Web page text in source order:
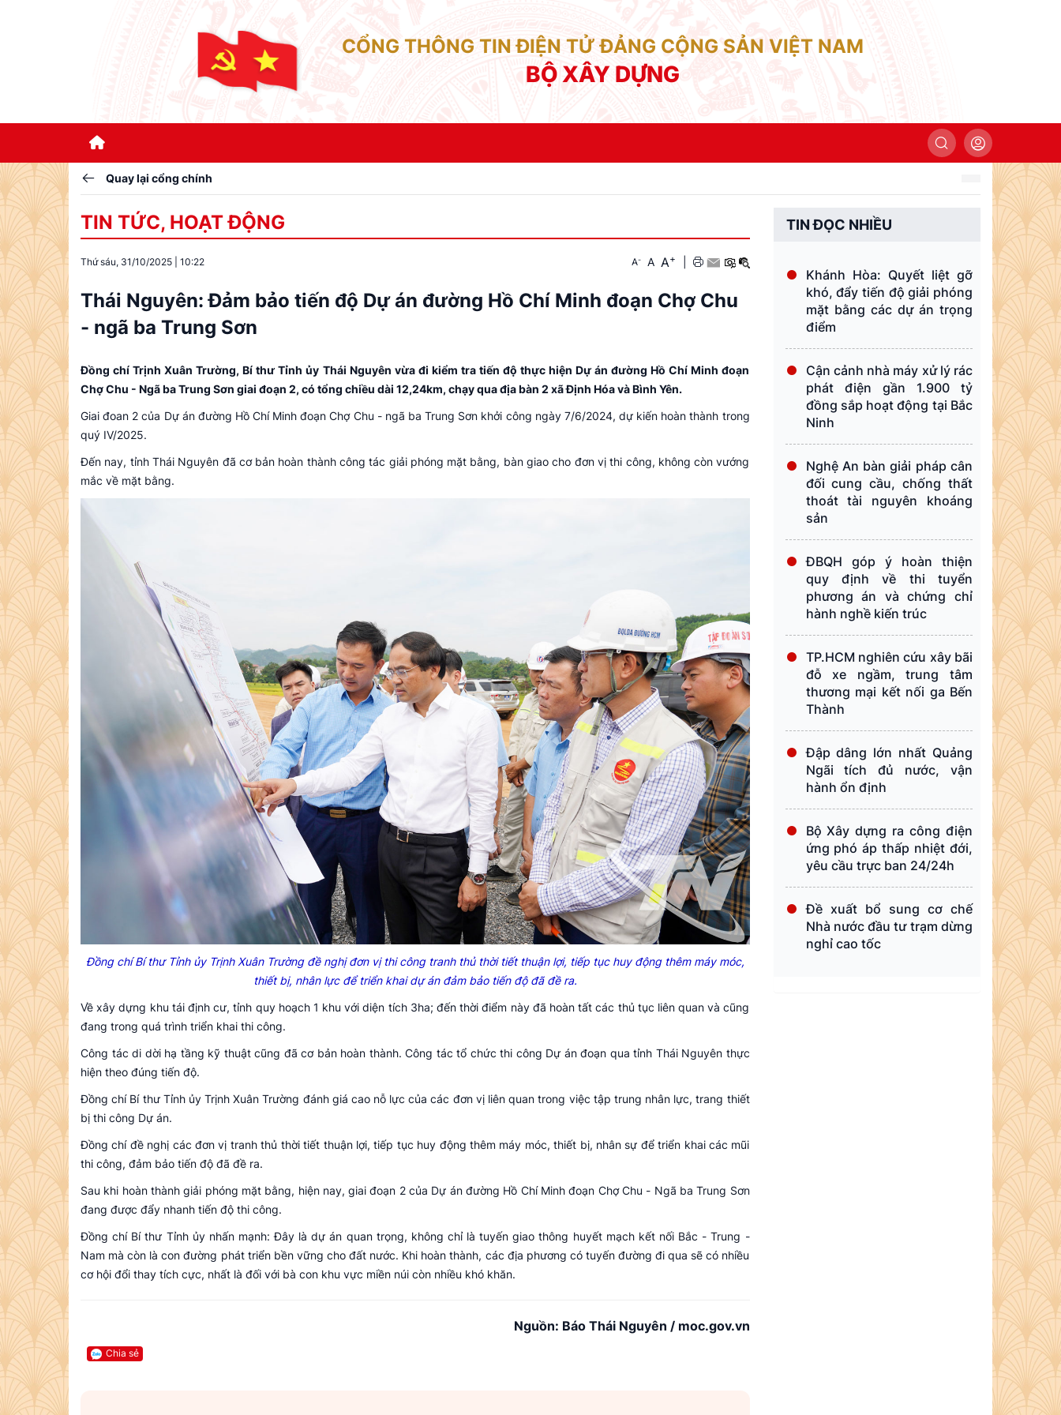
CỔNG THÔNG TIN ĐIỆN TỬ ĐẢNG CỘNG SẢN VIỆT NAM
BỘ XÂY DỰNG
Quay lại cổng chính
TIN TỨC, HOẠT ĐỘNG
Thứ sáu, 31/10/2025 10:22 A- A A+
Thái Nguyên: Đảm bảo tiến độ Dự án đường Hồ Chí Minh đoạn Chợ Chu
- ngã ba Trung Sơn
Đồng chí Trịnh Xuân Trường, Bí thư Tỉnh ủy Thái Nguyên vừa đi kiểm tra tiến độ thực hiện Dự án đường Hồ Chí Minh đoạn
Chợ Chu - Ngã ba Trung Sơn giai đoạn 2, có tổng chiều dài 12,24km, chạy qua địa bàn 2 xã Định Hóa và Bình Yên.
Giai đoan 2 của Dự án đường Hồ Chí Minh đoạn Chợ Chu - ngã ba Trung Sơn khởi công ngày 7/6/2024, dự kiến hoàn thành trong
quý IV/2025.
Đến nay, tỉnh Thái Nguyên đã cơ bản hoàn thành công tác giải phóng mặt bằng, bàn giao cho đơn vị thi công, không còn vướng
mắc về mặt bằng.
Đồng chí Bí thư Tỉnh ủy Trịnh Xuân Trường đề nghị đơn vị thi công tranh thủ thời tiết thuận lợi, tiếp tục huy động thêm máy móc,
thiết bị, nhân lực để triển khai dự án đảm bảo tiến độ đã đề ra.
Về xây dựng khu tái định cư, tỉnh quy hoạch 1 khu với diện tích 3ha; đến thời điểm này đã hoàn tất các thủ tục liên quan và cũng
đang trong quá trình triển khai thi công.
Công tác di dời hạ tầng kỹ thuật cũng đã cơ bản hoàn thành. Công tác tổ chức thi công Dự án đoạn qua tỉnh Thái Nguyên thực
hiện theo đúng tiến độ.
Đồng chí Bí thư Tỉnh ủy Trịnh Xuân Trường đánh giá cao nỗ lực của các đơn vị liên quan trong việc tập trung nhân lực, trang thiết
bị thi công Dự án.
Đồng chí đề nghị các đơn vị tranh thủ thời tiết thuận lợi, tiếp tục huy động thêm máy móc, thiết bị, nhân sự để triển khai các mũi
thi công, đảm bảo tiến độ đã đề ra.
Sau khi hoàn thành giải phóng mặt bằng, hiện nay, giai đoạn 2 của Dự án đường Hồ Chí Minh đoạn Chợ Chu - Ngã ba Trung Sơn
đang được đẩy nhanh tiến độ thi công.
Đồng chí Bí thư Tỉnh ủy nhấn mạnh: Đây là dự án quan trọng, không chỉ là tuyến giao thông huyết mạch kết nối Bắc - Trung -
Nam mà còn là con đường phát triển bền vững cho đất nước. Khi hoàn thành, các địa phương có tuyến đường đi qua sẽ có nhiều
cơ hội đổi thay tích cực, nhất là đối với bà con khu vực miền núi còn nhiều khó khăn.
Nguồn: Báo Thái Nguyên / moc.gov.vn
Chia sẻ
TIN ĐỌC NHIỀU
Khánh Hòa: Quyết liệt gỡ
khó, đẩy tiến độ giải phóng
mặt bằng các dự án trọng
điểm
Cận cảnh nhà máy xử lý rác
phát điện gần 1.900 tỷ
đồng sắp hoạt động tại Bắc
Ninh
Nghệ An bàn giải pháp cân
đối cung cầu, chống thất
thoát tài nguyên khoáng
sản
ĐBQH góp ý hoàn thiện
quy định về thi tuyển
phương án và chứng chỉ
hành nghề kiến trúc
TP.HCM nghiên cứu xây bãi
đỗ xe ngầm, trung tâm
thương mại kết nối ga Bến
Thành
Đập dâng lớn nhất Quảng
Ngãi tích đủ nước, vận
hành ổn định
Bộ Xây dựng ra công điện
ứng phó áp thấp nhiệt đới,
yêu cầu trực ban 24/24h
Đề xuất bổ sung cơ chế
Nhà nước đầu tư trạm dừng
nghỉ cao tốc